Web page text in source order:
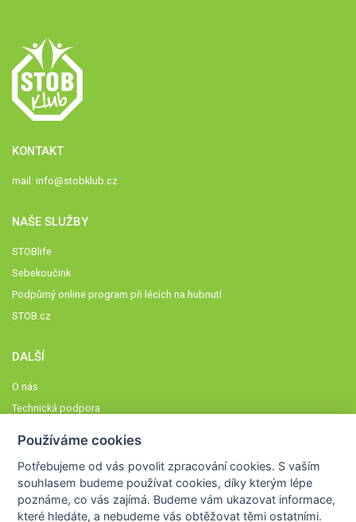
KONTAKT
mail: info@stobklub.cz
NAŠE SLUŽBY
STOBlife
Sebekoučink
Podpůrný online program při lécích na hubnutí
STOB.cz
DALŠÍ
O nás
Technická podpora
Členové STOBklubu
Zásady nakládání s osobními údaji
Otestujte se
Používáme cookies
Potřebujeme od vás povolit zpracování cookies. S vaším
souhlasem budeme používat cookies, díky kterým lépe
poznáme,co vás zajímá. Budeme vám ukazovat informace,
které hledáte, a nebudeme vás obtěžovat těmi ostatními.